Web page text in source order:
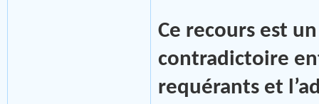
Ce recours est
contradictoire
requérants et